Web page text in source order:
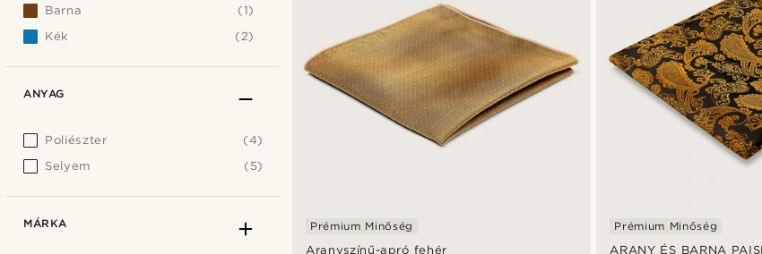
Aranyszínű-apró fehér
Prémium Minőség
ARANY ÉS BARNA
Prémium Minőség
Barna
(1)
Kék
(2)
ANYAG
Poliészter
(4)
Selyem
(5)
MÁRKA